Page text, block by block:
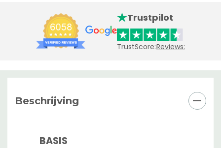
Trustpilot
TrustScore:Reviews:
Beschrijving
BASIS